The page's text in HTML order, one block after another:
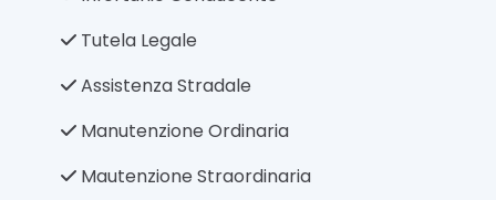
Tutela Legale
Assistenza Stradale
Manutenzione Ordinaria
Mautenzione Straordinaria